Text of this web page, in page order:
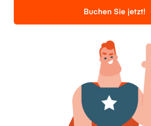
Buchen Sie jetzt!